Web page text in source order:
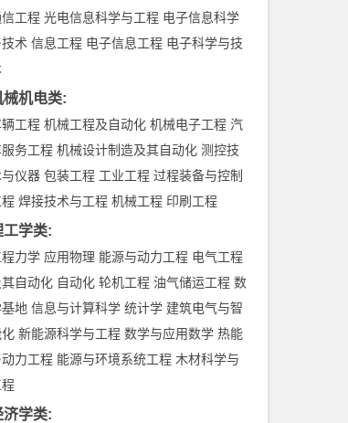
工程 光电信息科学与工程 电子信息科学
术 信息工程 电子信息工程 电子科学与技
械机电类:
工程 机械工程及自动化 机械电子工程 汽
务工程 机械设计制造及其自动化 测控技
与仪器 包装工程 工业工程 过程装备与控制
焊接技术与工程 机械工程 印刷工程
工学类:
程力学 应用物理 能源与动力工程 电气工程
其自动化 自动化 轮机工程 油气储运工程 数
地 信息与计算科学 统计学 建筑电气与智
新能源科学与工程 数学与应用数学 热能
力工程 能源与环境系统工程 木材科学与
济学类: